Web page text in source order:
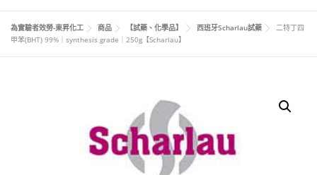
網路商店 直購專區 詢價車、購物車/會員
為實驗者效勞-東昇化工 商品 【試藥、化學品】 西班牙Scharlau試藥
二特丁四
甲苯(BHT) 99%｜synthesis grade｜250g【Scharlau】